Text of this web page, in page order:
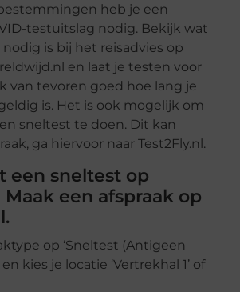
heb je een
testuitslag nodig. Bekijk wat
is bij het reisadvies op
en laat je testen voor
van tevoren goed hoe lang je
is. Het is ook mogelijk om
sneltest te doen. Dit kan
ga hiervoor naar Test2Fly.nl.
een sneltest op
een afspraak op
op ‘Sneltest (Antigeen
kies je locatie ‘Vertrekhal 1’ of